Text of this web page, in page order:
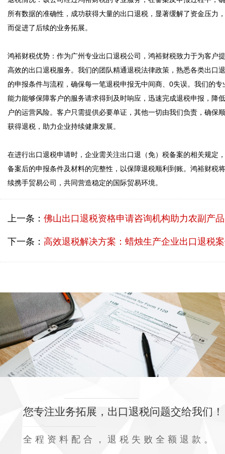
所有数据的准确性，成功获得大量的出口退税，显著缓解了资金压力
而促进了后续的业务拓展。
鸿裕财税优势：作为广州专业出口退税公司，鸿裕财税致力于为客户
高效的出口退税服务。我们的团队精通退税法律政策，熟悉各类出口
的申报条件与流程，确保每一笔退税申报无中间商、0失误。我们的专
能力能够保障客户的服务请求得到及时响应，迅速完成退税申报，降
户的运营风险。客户只需提供必要单证，其他一切由我们负责，确保
获得退税，助力企业持续健康发展。
在进行出口退税申请时，企业需关注出口退（免）税备案的相关规定
备案后的申报条件及材料的完整性，以保障退税顺利到账。鸿裕财税
续携手贸易公司，共同营造稳定的国际贸易环境。
上一条： 佛山出口退税资格申请咨询机构助力农副产品出口退税成功案例
下一条： 高效退税解决方案：蜡烛生产企业出口退税
您专注业务拓展，出口退税问题交给我们！
全程资料配合，退税失败全额退款。